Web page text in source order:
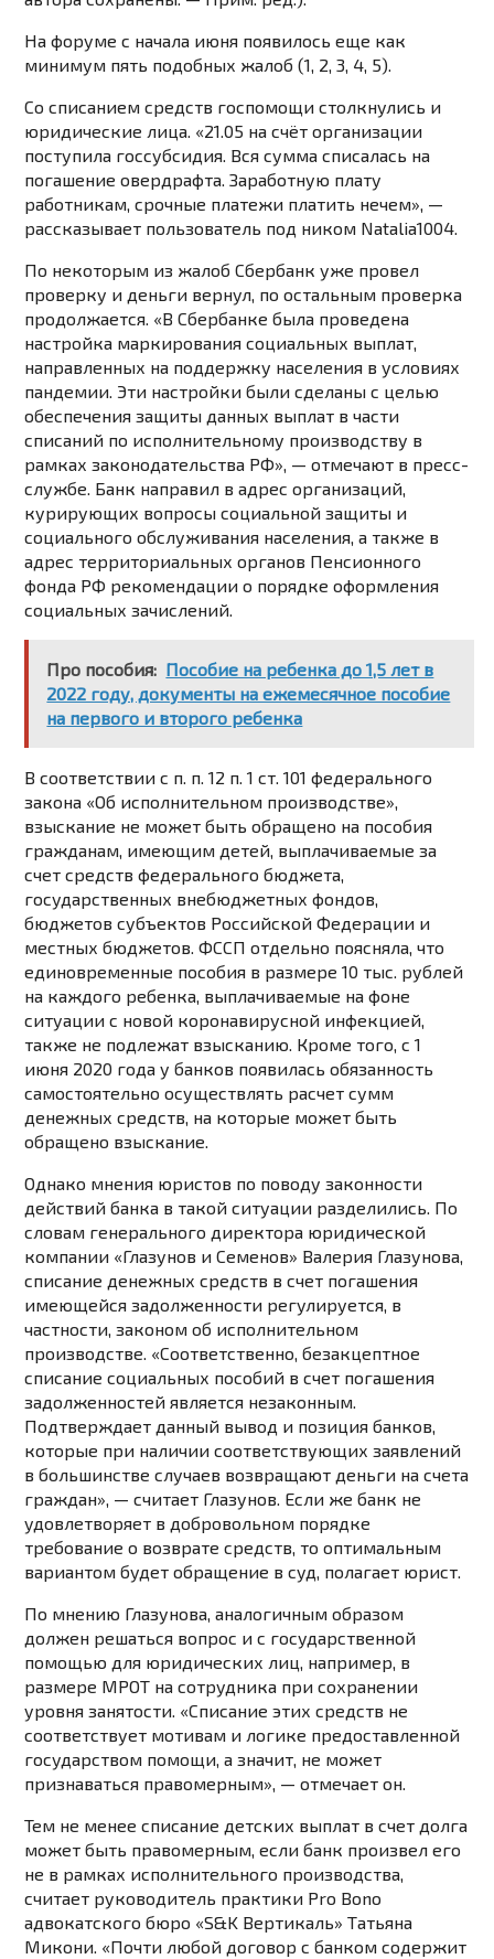
На форуме с начала июня появилось еще как
минимум пять подобных жалоб (1, 2,3, 4, 5).
Со списанием средств госпомощи столкнулись и
юридические лица. «21.05 на счёт организации
поступила госсубсидия. Вся сумма списалась на
погашение овердрафта. Заработную плату
работникам, срочные платежи платить нечем», —
рассказывает пользователь под ником Natalia1004.
По некоторым из жалоб Сбербанк уже провел
проверку и деньги вернул, по остальным проверка
продолжается. «В Сбербанке была проведена
настройка маркирования социальных выплат,
направленных на поддержку населения в условиях
пандемии. Эти настройки были сделаны с целью
обеспечения защиты данных выплат в части
списаний по исполнительному производству в
рамках законодательства РФ», — отмечают в пресс-
службе. Банк направил в адрес организаций,
курирующих вопросы социальной защиты и
социального обслуживания населения, а также в
адрес территориальных органов Пенсионного
фонда РФ рекомендации о порядке оформления
социальных зачислений.
Про пособия: Пособие на ребенка до 1,5 лет в
2022 году, документы на ежемесячное пособие
на первого и второго ребенка
В соответствии с п. п. 12 п. 1 ст. 101 федерального
закона «Об исполнительном производстве»,
взыскание не может быть обращено на пособия
гражданам, имеющим детей, выплачиваемые за
счет средств федерального бюджета,
государственных внебюджетных фондов,
бюджетов субъектов Российской Федерации и
местных бюджетов.ФССП отдельно поясняла, что
единовременные пособия в размере 10 тыс. рублей
на каждого ребенка, выплачиваемые на фоне
ситуации с новой коронавирусной инфекцией,
также не подлежат взысканию. Кроме того, с 1
июня 2020 года у банков появилась обязанность
самостоятельно осуществлять расчет сумм
денежных средств, на которые может быть
обращено взыскание.
Однако мнения юристов по поводу законности
действий банка в такой ситуации разделились. По
словам генерального директора юридической
компании «Глазунов и Семенов» Валерия Глазунова,
списание денежных средств в счет погашения
имеющейся задолженности регулируется, в
частности, законом об исполнительном
производстве. «Соответственно, безакцептное
списание социальных пособий в счет погашения
задолженностей является незаконным.
Подтверждает данный вывод и позиция банков,
которые при наличии соответствующих заявлений
в большинстве случаев возвращают деньги на счета
граждан», — считает Глазунов. Если же банк не
удовлетворяет в добровольном порядке
требование о возврате средств, то оптимальным
вариантом будет обращение в суд, полагает юрист.
По мнению Глазунова, аналогичным образом
должен решаться вопрос и с государственной
помощью для юридических лиц, например, в
размере МРОТ на сотрудника при сохранении
уровня занятости. «Списание этих средств не
соответствует мотивам и логике предоставленной
государством помощи, а значит, не может
признаваться правомерным», — отмечает он.
Тем не менее списание детских выплат в счет долга
может быть правомерным, если банк произвел его
не в рамках исполнительного производства,
считает руководитель практики Pro Bono
адвокатского бюро «S&K Вертикаль» Татьяна
Микони. «Почти любой договор с банком содержит